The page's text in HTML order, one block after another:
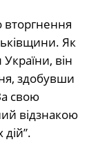
Як
він
здобувши
свою
відзнакою